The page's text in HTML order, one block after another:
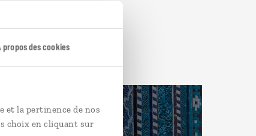
propos des cookies
et la pertinence de nos
choix en cliquant sur